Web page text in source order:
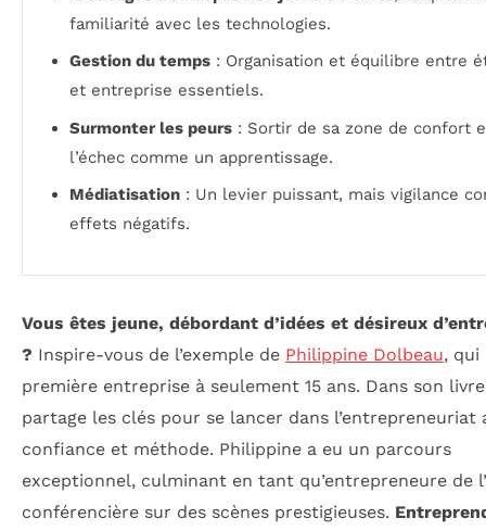
familiarité avec les technologies.
Gestion du temps : Organisation et équilibre entre
et entreprise essentiels.
Surmonter les peurs : Sortir de sa zone de confort
l’échec comme un apprentissage.
Médiatisation : Un levier puissant, mais vigilance
effets négatifs.
Vous êtes jeune, débordant d’idées et désireux
? Inspire-vous de l’exemple de Philippine Dolbeau, qui
première entreprise à seulement 15 ans. Dans son
partage les clés pour se lancer dans l’entrepreneuriat
confiance et méthode. Philippine a eu un parcours
exceptionnel, culminant en tant qu’entrepreneure de
conférencière sur des scènes prestigieuses.